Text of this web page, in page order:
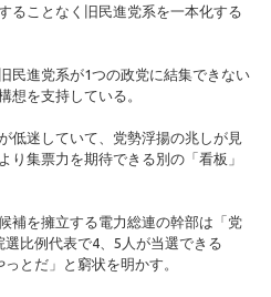
ることなく旧民進党系を一本化する
民進党系が1つの政党に結集できない
想を支持している。
低迷していて、党勢浮揚の兆しが見
り集票力を期待できる別の「看板」
補を擁立する電力総連の幹部は「党
比例代表で4、5人が当選できる
とだ」と窮状を明かす。